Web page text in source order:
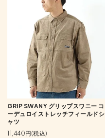
GRIP SWANY グリップスワニー コ
ーデュロイストレッチフィールドシ
ャツ
11,440円(税込)